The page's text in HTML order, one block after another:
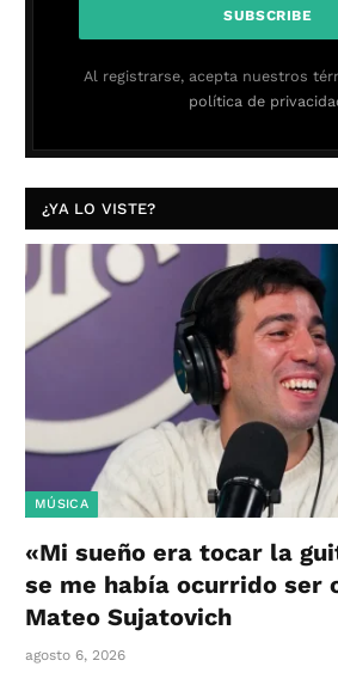
Al registrarse, acepta nuestros
política de
¿YA LO VISTE?
MÚSICA
«Mi sueño era tocar la
se me había ocurrido ser
Mateo Sujatovich
agosto 6, 2026